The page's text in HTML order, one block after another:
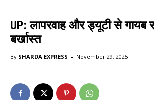
UP: लापरवाह और ड्यूटी से गायब
बर्खास्त
By SHARDA EXPRESS - November 29, 2025